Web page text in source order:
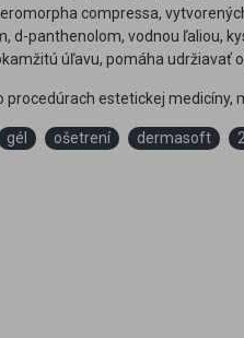
compressa,
d-panthenolom, vodnou ľaliou,
úľavu, pomáha udržiavať
procedúrach estetickej
gél ošetrení dermasoft